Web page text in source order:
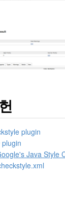
plugin
Java Style